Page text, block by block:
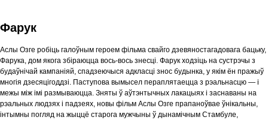
Фарук
Аслы Озге робіць галоўным героем фільма свайго дзевяностагадовага бацьку,
Фарука, дом якога збіраюцца вось-вось знесці. Фарук ходзіць на сустрэчы з
будаўнічай кампаніяй, спадзеючыся адкласці знос будынка, у якім ён пражыў
многія дзесяцігоддзі. Паступова вымысел пераплятаецца з рэальнасцю — і
межы між імі размываюцца. Зняты ў аўтэнтычных лакацыях і заснаваны на
рэальных людзях і падзеях, новы фільм Аслы Озге прапаноўвае ўнікальны,
інтымны погляд на жыццё старога мужчыны ў дынамічным Стамбуле,